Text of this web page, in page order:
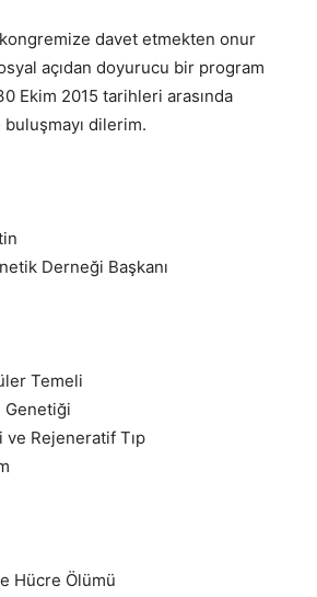
davet etmekten onur
açıdan doyurucu bir program
Ekim 2015 tarihleri arasında
buluşmayı dilerim.
Derneği Başkanı
Temeli
Genetiği
Rejeneratif Tıp
Hücre Ölümü